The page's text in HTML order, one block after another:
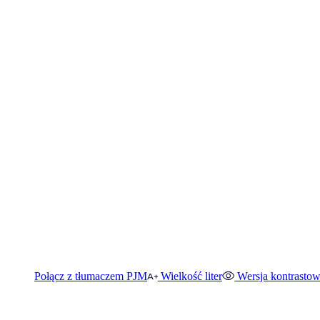
Połącz z tłumaczem PJM Wielkość liter Wersja